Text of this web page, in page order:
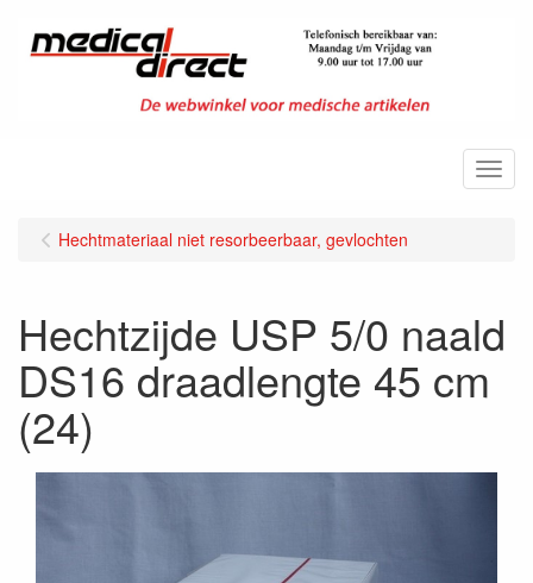
Menu
Hechtmateriaal niet resorbeerbaar, gevlochten
Hechtzijde USP 5/0 naald
DS16 draadlengte 45 cm
(24)